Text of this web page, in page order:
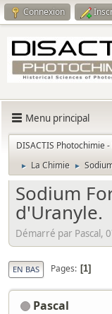
Connexion
Menu principal
DISACTIS Photochimie
► La Chimie ►
Sodium
d'Uranyle.
Démarré par Pascal,
EN BAS Pages 1
Pascal